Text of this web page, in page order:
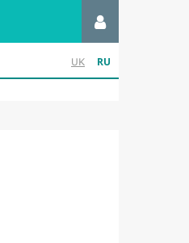
UK RU